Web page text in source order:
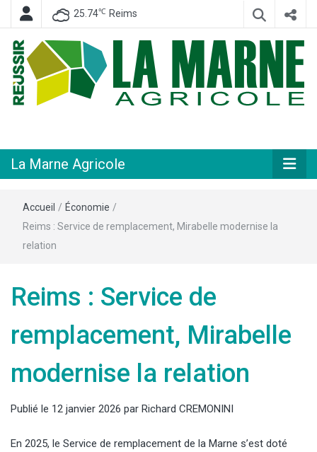
25.74℃ Reims
Agricole
La Marne Agricole
Accueil / Économie /
Reims : Service de remplacement, Mirabelle modernise la
relation
Reims : Service de
remplacement, Mirabelle
modernise la relation
Publié le 12 janvier 2026 par Richard CREMONINI
En 2025, le Service de remplacement de la Marne s’est doté